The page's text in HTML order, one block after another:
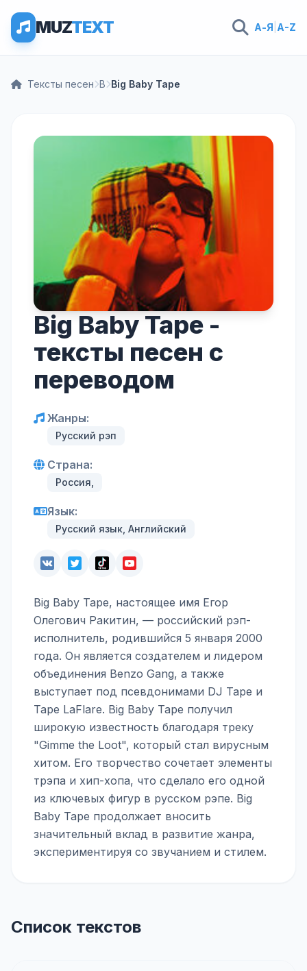
MUZTEXT А-Я A-Z
Тексты песен B Big Baby Tape
Big Baby Tape -
тексты песен с
переводом
Жанры:
Русский рэп
Страна:
Россия,
Язык:
Русский язык, Английский
Big Baby Tape, настоящее имя Егор
Олегович Ракитин, — российский рэп-
исполнитель, родившийся 5 января 2000
года. Он является создателем и лидером
объединения Benzo Gang, а также
выступает под псевдонимами DJ Tape и
Tape LaFlare. Big Baby Tape получил
широкую известность благодаря треку
"Gimme the Loot", который стал вирусным
хитом. Его творчество сочетает элементы
трэпа и хип-хопа, что сделало его одной
из ключевых фигур в русском рэпе. Big
Baby Tape продолжает вносить
значительный вклад в развитие жанра,
экспериментируя со звучанием и стилем.
Список текстов